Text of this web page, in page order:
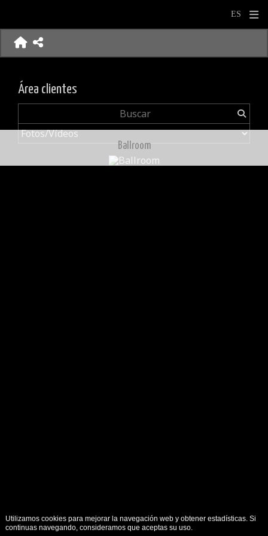
Área clientes
Ballroom
Utilizamos cookies para mejorar la navegación web y obtener estadísticas. Si
continuas navegando, consideramos que aceptas su uso.